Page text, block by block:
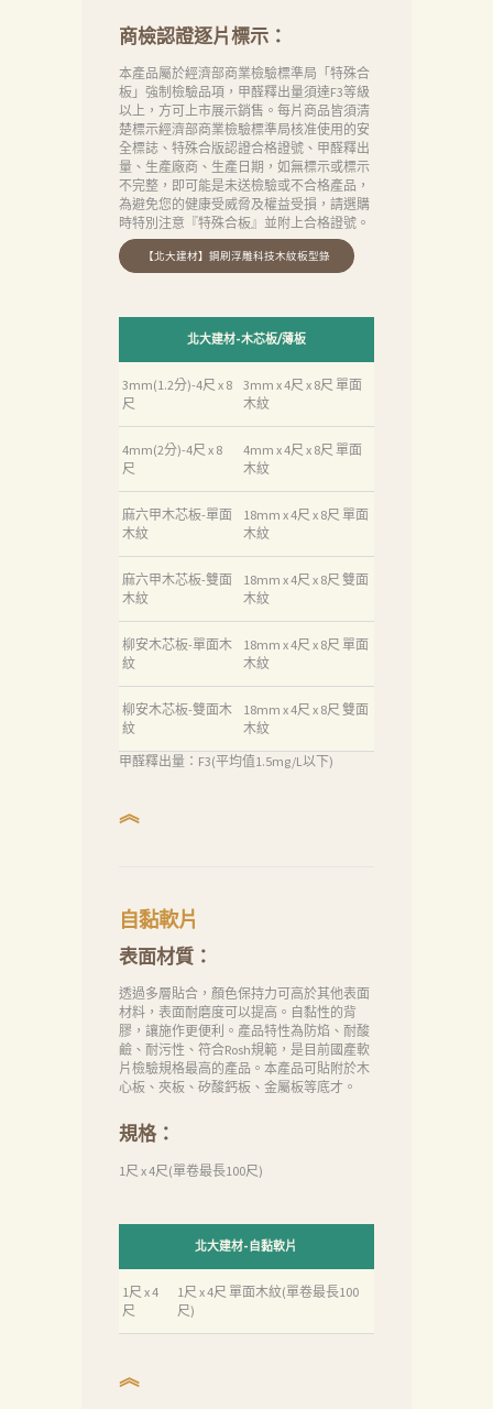
商檢認證逐片標示：
本產品屬於經濟部商業檢驗標準局「特殊合
板」強制檢驗品項，甲醛釋出量須達F3等級
以上，方可上市展示銷售。每片商品皆須清
楚標示經濟部商業檢驗標準局核准使用的安
全標誌、特殊合版認證合格證號、甲醛釋出
量、生產廠商、生產日期，如無標示或標示
不完整，即可能是未送檢驗或不合格產品，
為避免您的健康受威脅及權益受損，請選購
時特別注意『特殊合板』並附上合格證號。
北大建材-木芯板/薄板
3mm(1.2分)-4尺 x 8
尺
3mm x 4尺 x 8尺 單面
木紋
4mm(2分)-4尺 x 8
尺
4mm x 4尺 x 8尺 單面
木紋
麻六甲木芯板-單面
木紋
18mm x 4尺 x 8尺 單面
木紋
麻六甲木芯板-雙面
木紋
18mm x 4尺 x 8尺 雙面
木紋
柳安木芯板-單面木
紋
18mm x 4尺 x 8尺 單面
木紋
柳安木芯板-雙面木
紋
18mm x 4尺 x 8尺 雙面
木紋
甲醛釋出量：F3(平均值1.5mg/L以下)
︽
自黏軟片
表面材質：
透過多層貼合，顏色保持力可高於其他表面
材料，表面耐磨度可以提高。自黏性的背
膠，讓施作更便利。產品特性為防焰、耐酸
鹼、耐污性、符合Rosh規範，是目前國產軟
片檢驗規格最高的產品。本產品可貼附於木
心板、夾板、矽酸鈣板、金屬板等底才。
規格：
1尺 x 4尺(單卷最長100尺)
北大建材-自黏軟片
1尺 x 4
尺
1尺 x 4尺 單面木紋(單卷最長100
尺)
︽